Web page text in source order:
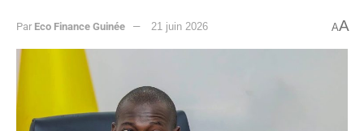
Par Eco Finance Guinée 21 juin 2026 AA